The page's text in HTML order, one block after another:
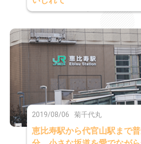
2019/08/06 菊千代丸
恵比寿駅から代官山駅まで